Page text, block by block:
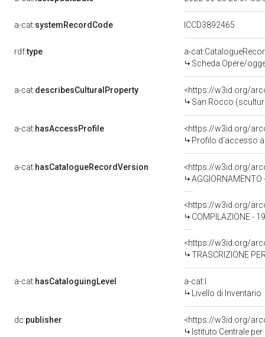
a-cat:systemRecordCode ICCD3892465
rdf:type
a-
Scheda Opere/
a-cat:describesCulturalProperty
<https://w3id.org/
San Rocco
a-cat:hasAccessProfile
<https://w3id.org/
Profilo d'accesso
a-cat:hasCatalogueRecordVersion
<https://w3id.org/
<https://w3id.org/
COMPILAZIONE -
<https://w3id.org/
TRASCRIZIONE
a-cat:hasCataloguingLevel
a-cat:I
Livello di Inventario
dc:publisher
<https://w3id.org/
Istituto Centrale